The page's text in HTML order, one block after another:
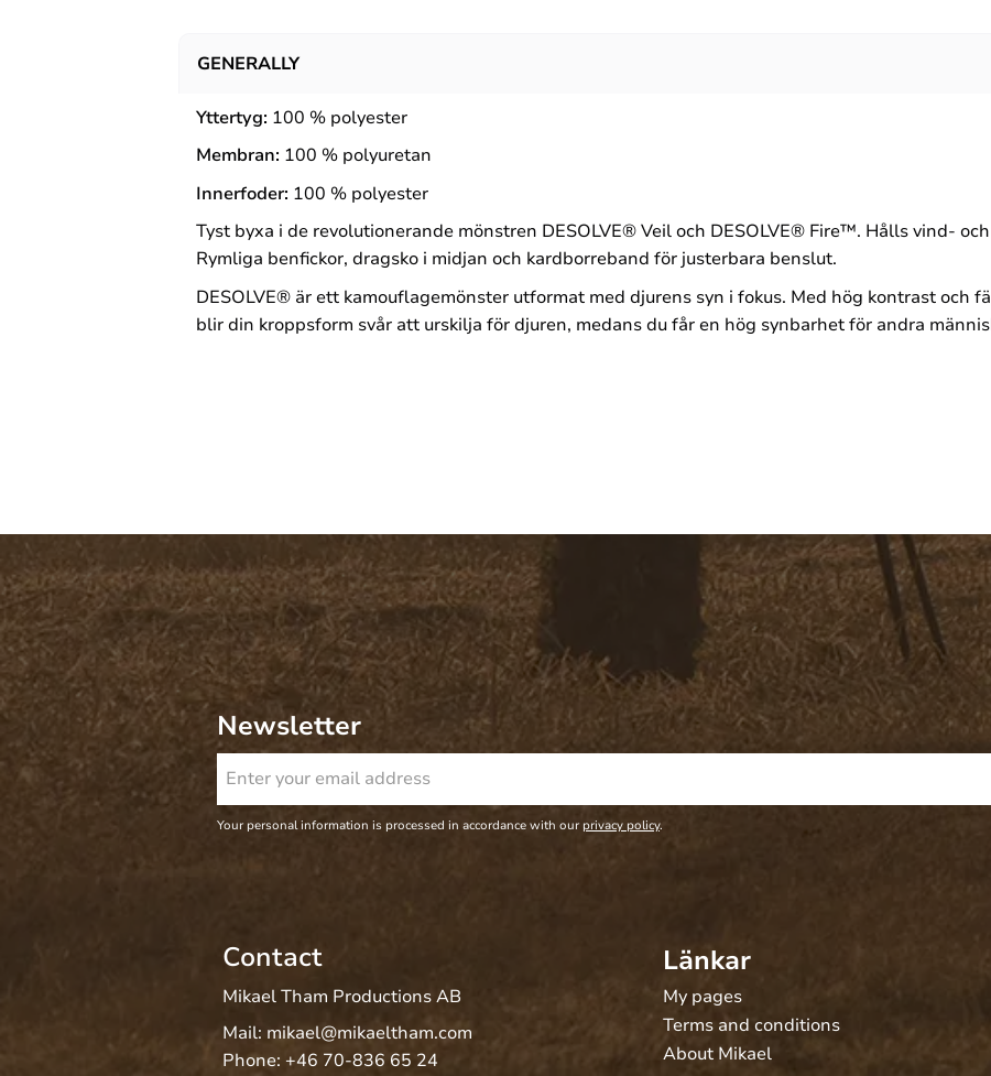
GENERALLY
Yttertyg: 100 % polyester
Membran: 100 % polyuretan
Innerfoder: 100 % polyester
Tyst byxa i de revolutionerande mönstren DESOLVE® Veil och DESOLVE® Fire™. Hålls vind-
Rymliga benfickor, dragsko i midjan och kardborreband för justerbara benslut.
DESOLVE® är ett kamouflagemönster utformat med djurens syn i fokus. Med hög kontrast och
blir din kroppsform svår att urskilja för djuren, medans du får en hög synbarhet för andra
Newsletter
Your personal information is processed in accordance with our privacy policy.
Contact
Mikael Tham Productions AB
Mail: mikael@mikaeltham.com
Phone: +46 70-836 65 24
Länkar
My pages
Terms and conditions
About Mikael